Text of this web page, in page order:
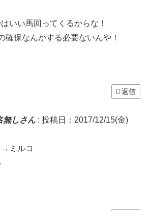
いい馬回ってくるからな！
確保なんかする必要ないんや！
返信
無しさん : 投稿日：2017/12/15(金)
→ミルコ